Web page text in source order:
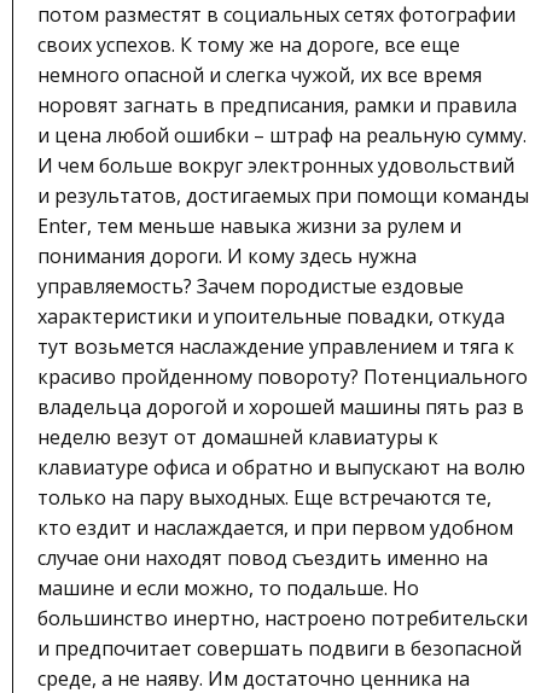
потом разместят в социальных сетях фотографии
своих успехов. К тому же на дороге, все еще
немного опасной и слегка чужой, их все время
норовят загнать в предписания, рамки и правила
и цена любой ошибки – штраф на реальную сумму.
И чем больше вокруг электронных удовольствий
и результатов, достигаемых при помощи команды
Enter, тем меньше навыка жизни за рулем и
понимания дороги. И кому здесь нужна
управляемость? Зачем породистые ездовые
характеристики и упоительные повадки, откуда
тут возьмется наслаждение управлением и тяга к
красиво пройденному повороту? Потенциального
владельца дорогой и хорошей машины пять раз в
неделю везут от домашней клавиатуры к
клавиатуре офиса и обратно и выпускают на волю
только на пару выходных. Еще встречаются те,
кто ездит и наслаждается, и при первом удобном
случае они находят повод съездить именно на
машине и если можно, то подальше. Но
большинство инертно, настроено потребительски
и предпочитает совершать подвиги в безопасной
среде, а не наяву. Им достаточно ценника на